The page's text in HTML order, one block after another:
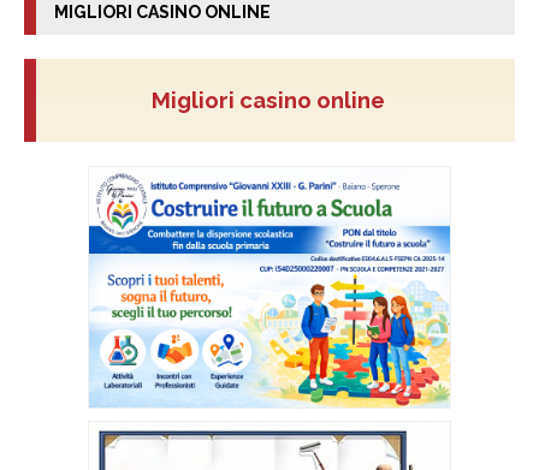
MIGLIORI CASINO ONLINE
Migliori casino online